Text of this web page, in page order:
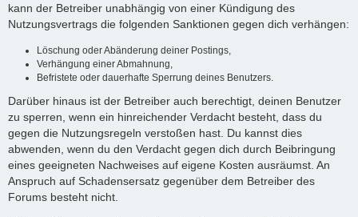
kann der Betreiber unabhängig von einer Kündigung des
Nutzungsvertrags die folgenden Sanktionen gegen dich verhängen:
Löschung oder Abänderung deiner Postings,
Verhängung einer Abmahnung,
Befristete oder dauerhafte Sperrung deines Benutzers.
Darüber hinaus ist der Betreiber auch berechtigt, deinen Benutzer
zu sperren, wenn ein hinreichender Verdacht besteht, dass du
gegen die Nutzungsregeln verstoßen hast. Du kannst dies
abwenden, wenn du den Verdacht gegen dich durch Beibringung
eines geeigneten Nachweises auf eigene Kosten ausräumst. An
Anspruch auf Schadensersatz gegenüber dem Betreiber des
Forums besteht nicht.